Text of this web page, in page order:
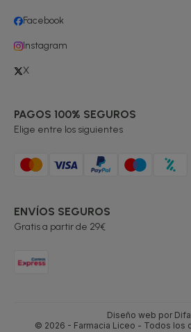
Facebook
Instagram
X
PAGOS 100% SEGUROS
Elige entre los siguientes
ENVÍOS SEGUROS
Gratis a partir de 29€
© 2026 - Farmacia Liceo - Todos los
Diseño web por